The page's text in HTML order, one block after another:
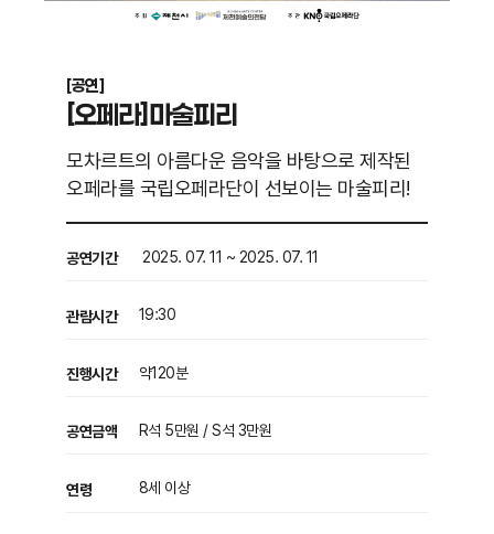
[공연]
[오페라]마술피리
모차르트의 아름다운 음악을 바탕으로 제작된
오페라를 국립오페라단이 선보이는 마술피리!
공연기간 2025. 07. 11 ~ 2025. 07. 11
관람시간 19:30
진행시간 약120분
공연금액 R석 5만원 / S석 3만원
연령 8세 이상